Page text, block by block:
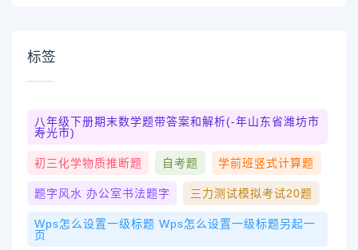
标签
八年级下册期末数学题带答案和解析(-年山东省潍坊市
寿光市)
初三化学物质推断题 自考题 学前班竖式计算题
题字风水 办公室书法题字 三力测试模拟考试20题
Wps怎么设置一级标题 Wps怎么设置一级标题另起一
页